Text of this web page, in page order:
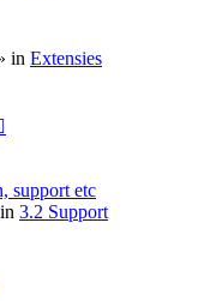
in Extensies
support etc
3.2 Support